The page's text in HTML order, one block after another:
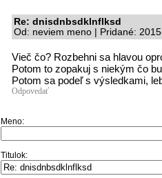
Re: dnisdnbsdklnflksd
Od: neviem meno | Pridané:
Vieč čo? Rozbehni sa hlavou
Potom to zopakuj s niekým čo
Potom sa podeľ s výsledkami,
Odpovedať
Meno:
Titulok: